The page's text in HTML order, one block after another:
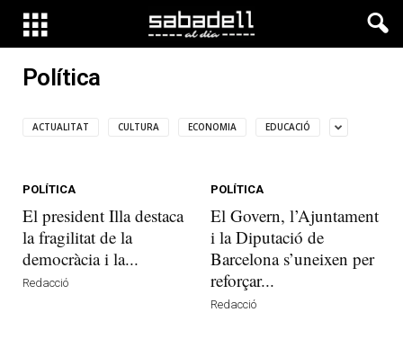
Política
ACTUALITAT CULTURA ECONOMIA EDUCACIÓ
POLÍTICA
El president Illa destaca
la fragilitat de la
democràcia i la...
Redacció
POLÍTICA
El Govern, l’Ajuntament
i la Diputació de
Barcelona s’uneixen per
reforçar...
Redacció